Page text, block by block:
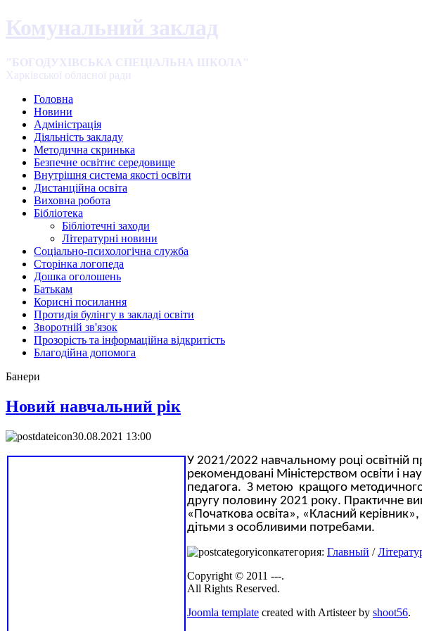
Комунальний заклад
"БОГОДУХІВСЬКА СПЕЦІАЛЬНА ШКОЛА"
Харківської обласної ради
Головна
Новини
Адміністрація
Діяльність закладу
Методична скринька
Безпечне освітнє середовище
Внутрішня система якості освіти
Дистанційна освіта
Виховна робота
Бібліотека
Бібліотечні заходи
Літературні новини
Соціально-психологічна служба
Сторінка логопеда
Дошка оголошень
Батькам
Корисні посилання
Протидія булінгу в закладі освіти
Зворотній зв'язок
Прозорість та інформаційна відкритість
Благодійна допомога
Банери
Новий навчальний рік
30.08.2021 13:00
У 2021/2022 навчальному році освітній
рекомендовані Міністерством освіти і
педагога. З метою кращого
другу половину 2021 року. Практичне
«Початкова освіта», «Класний
дітьми з особливими потребами.
категория: Главный /
Copyright © 2011 ---.
All Rights Reserved.
Joomla template created with Artisteer by shoot56.